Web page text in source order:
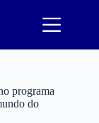
programa
do